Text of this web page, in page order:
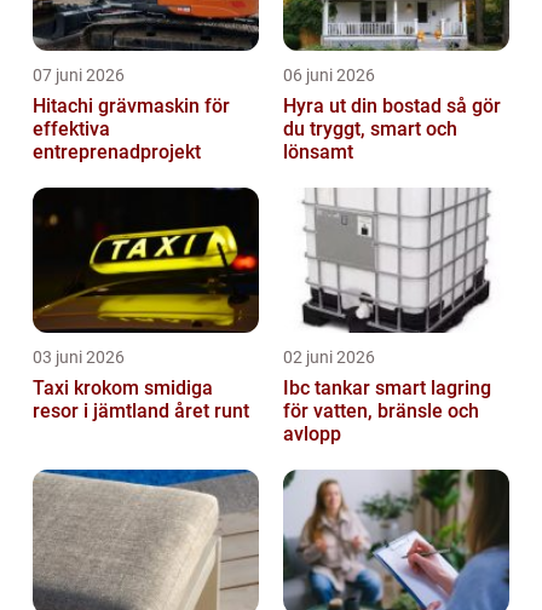
07 juni 2026
Hitachi grävmaskin för
effektiva
entreprenadprojekt
06 juni 2026
Hyra ut din bostad så gör
du tryggt, smart och
lönsamt
03 juni 2026
Taxi krokom smidiga
resor i jämtland året runt
02 juni 2026
Ibc tankar smart lagring
för vatten, bränsle och
avlopp